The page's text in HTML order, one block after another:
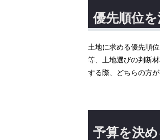
優先順位
土地に求める優先順
等、土地選びの判断
する際、どちらの方
予算を決め